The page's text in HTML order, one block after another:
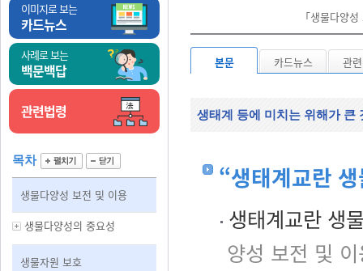
이미지로 보는
카드뉴스
사례로 보는
백문백답
관련법령
목차
생물다양성 보전 및 이용
생물다양성의 중요성
생물자원 보호
「생물다양
본문 카드뉴스 관
생태계 등에 미치는 위해가 큰
“생태계교란
생태계교란 생
양성 보전 및